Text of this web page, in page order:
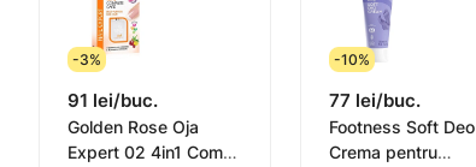
-3%
91 lei/buc.
Golden Rose Oja
Expert 02 4in1 Compl.
-10%
77 lei/buc.
Footness Soft Deo
Crema pentru